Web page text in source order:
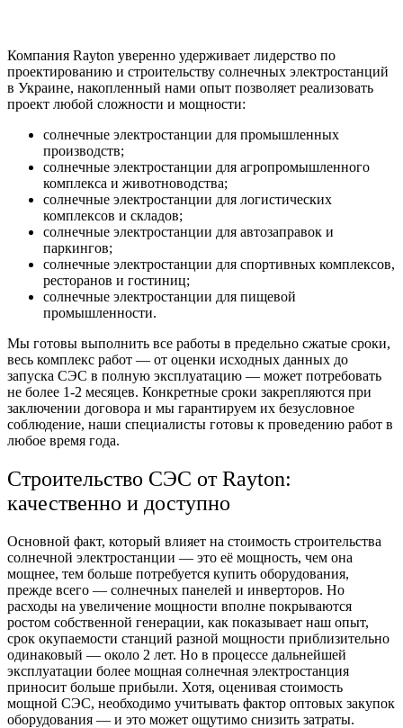
Компания Rayton уверенно удерживает лидерство по
проектированию и строительству солнечных электростанций
в Украине, накопленный нами опыт позволяет реализовать
проект любой сложности и мощности:
солнечные электростанции для промышленных
производств;
солнечные электростанции для агропромышленного
комплекса и животноводства;
солнечные электростанции для логистических
комплексов и складов;
солнечные электростанции для автозаправок и
паркингов;
солнечные электростанции для спортивных комплексов,
ресторанов и гостиниц;
солнечные электростанции для пищевой
промышленности.
Мы готовы выполнить все работы в предельно сжатые сроки,
весь комплекс работ — от оценки исходных данных до
запуска СЭС в полную эксплуатацию — может потребовать
не более 1-2 месяцев. Конкретные сроки закрепляются при
заключении договора и мы гарантируем их безусловное
соблюдение, наши специалисты готовы к проведению работ в
любое время года.
Строительство СЭС от Rayton:
качественно и доступно
Основной факт, который влияет на стоимость строительства
солнечной электростанции — это её мощность, чем она
мощнее, тем больше потребуется купить оборудования,
прежде всего — солнечных панелей и инверторов. Но
расходы на увеличение мощности вполне покрываются
ростом собственной генерации, как показывает наш опыт,
срок окупаемости станций разной мощности приблизительно
одинаковый — около 2 лет. Но в процессе дальнейшей
эксплуатации более мощная солнечная электростанция
приносит больше прибыли. Хотя, оценивая стоимость
мощной СЭС, необходимо учитывать фактор оптовых закупок
оборудования — и это может ощутимо снизить затраты.